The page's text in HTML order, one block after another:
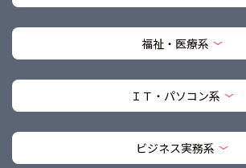
福祉・医療系
ＩＴ・パソコン系
ビジネス実務系